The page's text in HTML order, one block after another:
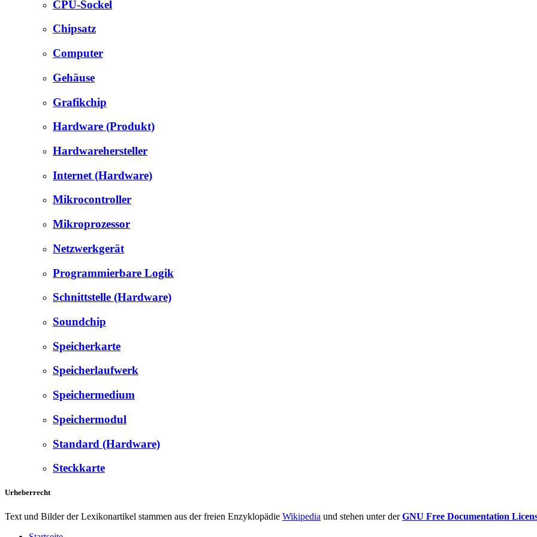
CPU-Sockel
Chipsatz
Computer
Gehäuse
Grafikchip
Hardware (Produkt)
Hardwarehersteller
Internet (Hardware)
Mikrocontroller
Mikroprozessor
Netzwerkgerät
Programmierbare Logik
Schnittstelle (Hardware)
Soundchip
Speicherkarte
Speicherlaufwerk
Speichermedium
Speichermodul
Standard (Hardware)
Steckkarte
Urheberrecht
Text und Bilder der Lexikonartikel stammen aus der freien Enzyklopädie Wikipedia und stehen unter derGNU Free Documentation